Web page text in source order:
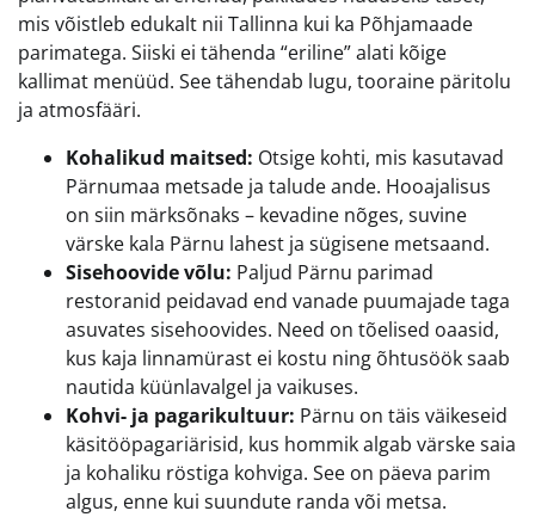
mis võistleb edukalt nii Tallinna kui ka Põhjamaade
parimatega. Siiski ei tähenda “eriline” alati kõige
kallimat menüüd. See tähendab lugu, tooraine päritolu
ja atmosfääri.
Kohalikud maitsed: Otsige kohti, mis kasutavad
Pärnumaa metsade ja talude ande. Hooajalisus
on siin märksõnaks – kevadine nõges, suvine
värske kala Pärnu lahest ja sügisene metsaand.
Sisehoovide võlu: Paljud Pärnu parimad
restoranid peidavad end vanade puumajade taga
asuvates sisehoovides. Need on tõelised oaasid,
kus kaja linnamürast ei kostu ning õhtusöök saab
nautida küünlavalgel ja vaikuses.
Kohvi- ja pagarikultuur: Pärnu on täis väikeseid
käsitööpagariärisid, kus hommik algab värske saia
ja kohaliku röstiga kohviga. See on päeva parim
algus, enne kui suundute randa või metsa.